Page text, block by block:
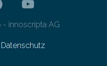
innoscripta AG
Datenschutz